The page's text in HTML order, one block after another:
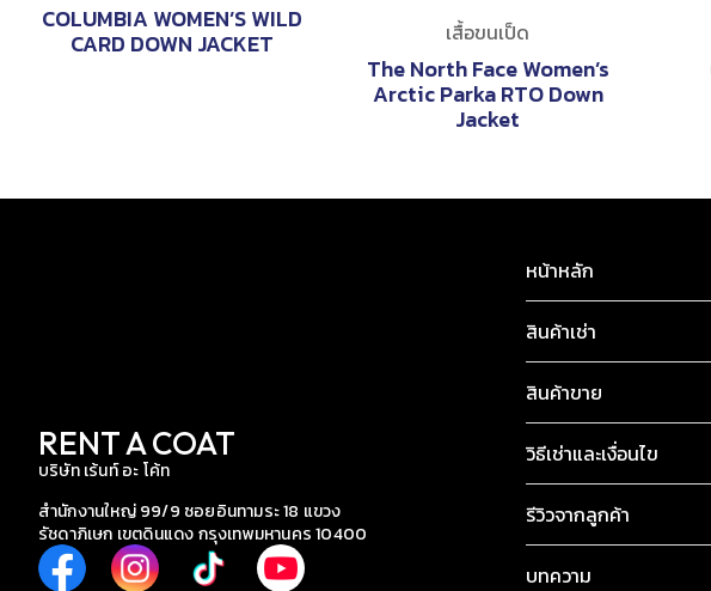
COLUMBIA WOMEN’S WILD
CARD DOWN JACKET เสื้อขนเป็ด
The North Face Women’s
Arctic Parka RTO Down
Jacket
RENT A COAT
บริษัท เร้นท์ อะ โค้ท
สำนักงานใหญ่ 99/9 ซอยอินทามระ 18 แขวง
รัชดาภิเษก เขตดินแดง กรุงเทพมหานคร 10400
หน้าหลัก
สินค้าเช่า
สินค้าขาย
วิธีเช่าและเงื่อนไข
รีวิวจากลูกค้า
บทความ